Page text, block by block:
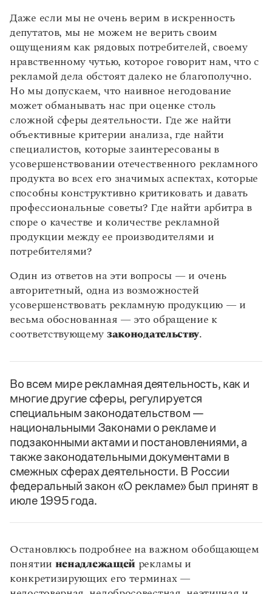
Даже если мы не очень верим в искренность
депутатов, мы не можем не верить своим
ощущениям как рядовых потребителей, своему
нравственному чутью, которое говорит нам, что с
рекламой дела обстоят далеко не благополучно.
Но мы допускаем, что наивное негодование
может обманывать нас при оценке столь
сложной сферы деятельности. Где же найти
объективные критерии анализа, где найти
специалистов, которые заинтересованы в
усовершенствовании отечественного рекламного
продукта во всех его значимых аспектах, которые
способны конструктивно критиковать и давать
профессиональные советы? Где найти арбитра в
споре о качестве и количестве рекламной
продукции между ее производителями и
потребителями?
Один из ответов на эти вопросы — и очень
авторитетный, одна из возможностей
усовершенствовать рекламную продукцию — и
весьма обоснованная — это обращение к
соответствующему законодательству.
Во всем мире рекламная деятельность, как и
многие другие сферы, регулируется
специальным законодательством —
национальными Законами о рекламе и
подзаконными актами и постановлениями, а
также законодательными документами в
смежных сферах деятельности. В России
федеральный закон «О рекламе» был принят в
июле 1995 года.
Остановлюсь подробнее на важном обобщающем
понятии ненадлежащей рекламы и
конкретизирующих его терминах —